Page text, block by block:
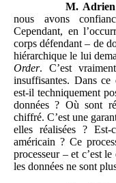
M. Adrien
nous avons
Cependant, en
corps défendant – de
hiérarchique le lui
Order. C’est
insuffisantes. Dans
est-il techniquement
données ? Où sont
chiffré. C’est une
elles réalisées ?
américain ? Ce
processeur – et c’est
les données ne sont